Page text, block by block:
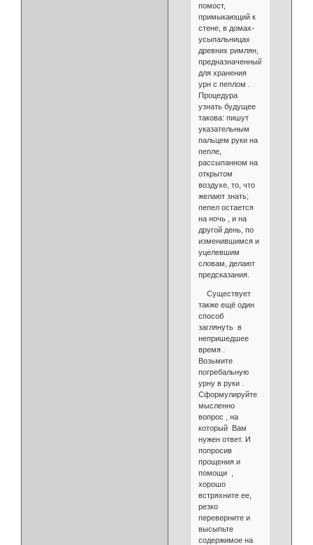
помост,
примыкающий к
стене, в домах-
усыпальницах
древних римлян,
предназначенный
для хранения
урн с пеплом .
Процедура
узнать будущее
такова: пишут
указательным
пальцем руки на
пепле,
рассыпанном на
открытом
воздухе, то, что
желают знать;
пепел остается
на ночь , и на
другой день, по
изменившимся и
уцелевшим
словам, делают
предсказания.
Существует
также ещё один
способ
заглянуть в
непришедшее
время .
Возьмите
погребальную
урну в руки .
Сформулируйте
мысленно
вопрос , на
который Вам
нужен ответ. И
попросив
прощения и
помощи ,
хорошо
встряхните ее,
резко
переверните и
высыпьте
содержимое на